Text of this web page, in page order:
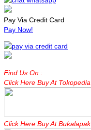
Pay Via Credit Card
Pay Now!
Find Us On :
Click Here Buy At Tokopedia
Click Here Buy At Bukalapak